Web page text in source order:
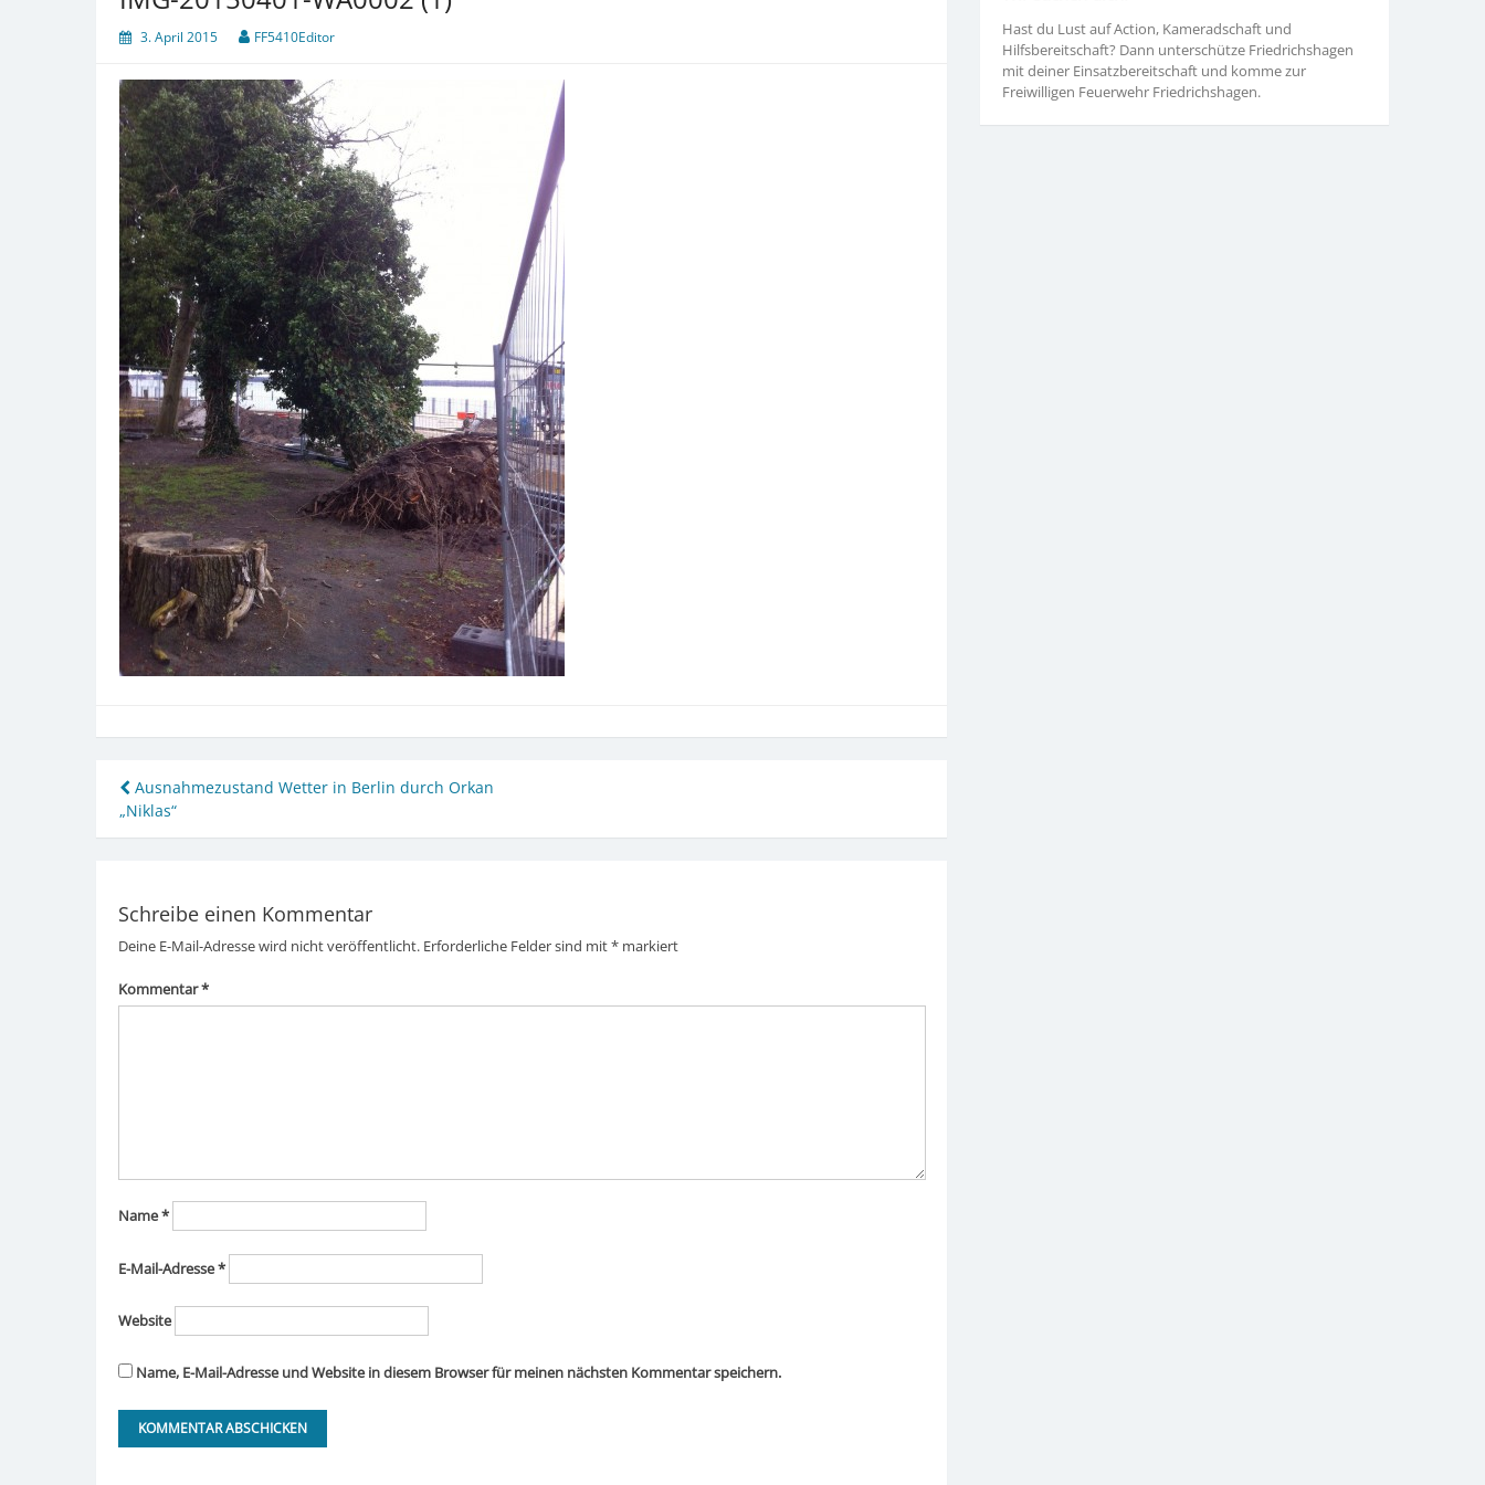
3. April 2015 FF5410Editor
Beitragsnavigation
Ausnahmezustand Wetter in Berlin durch Orkan
„Niklas“
Schreibe einen Kommentar
Deine E-Mail-Adresse wird nicht veröffentlicht. Erforderliche Felder sind mit*markiert
Kommentar*
Name*
E-Mail-Adresse*
Website
Name, E-Mail-Adresse und Website in diesem Browser für meinen nächsten Kommentar speichern.
Hast du Lust auf Action, Kameradschaft und
Hilfsbereitschaft? Dann unterschütze Friedrichshagen
mit deiner Einsatzbereitschaft und komme zur
Freiwilligen Feuerwehr Friedrichshagen.